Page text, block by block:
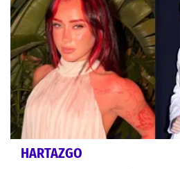
HARTAZGO